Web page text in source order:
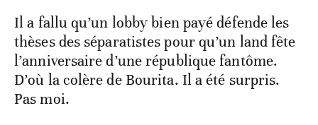
Il a fallu qu’un lobby bien payé défende les
thèses des séparatistes pour qu’un land fête
l’anniversaire d’une république fantôme.
D’où la colère de Bourita. Il a été surpris.
Pas moi.